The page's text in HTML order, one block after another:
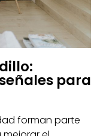
para
forman parte